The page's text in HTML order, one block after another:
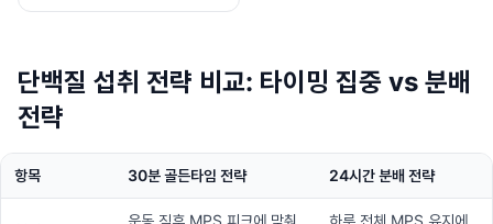
단백질 섭취 전략 비교: 타이밍 집중 vs 분배
전략
항목 30분 골든타임 전략 24시간 분배 전략
운동 직후 MPS 피크에 맞춰
하루 전체 MPS 유지에